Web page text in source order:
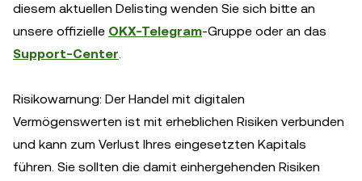
diesem aktuellen Delisting wenden Sie sich bitte an
unsere offizielle OKX-Telegram-Gruppe oder an das
Support-Center.
Risikowarnung: Der Handel mit digitalen
Vermögenswerten ist mit erheblichen Risiken verbunden
und kann zum Verlust Ihres eingesetzten Kapitals
führen. Sie sollten die damit einhergehenden Risiken